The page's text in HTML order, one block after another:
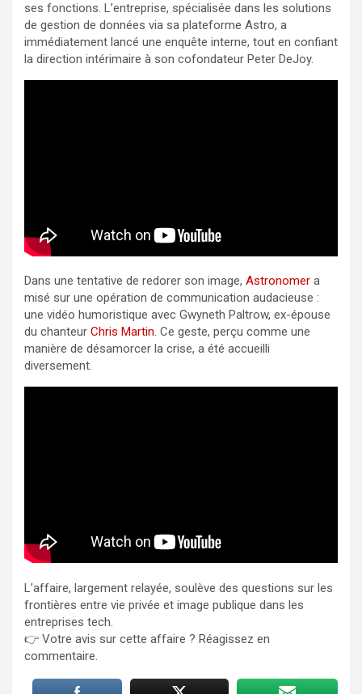
ses fonctions. L’entreprise, spécialisée dans les solutions
de gestion de données via sa plateforme Astro, a
immédiatement lancé une enquête interne, tout en confiant
la direction intérimaire à son cofondateur Peter DeJoy.
Dans une tentative de redorer son image, Astronomer a
misé sur une opération de communication audacieuse :
une vidéo humoristique avec Gwyneth Paltrow, ex-épouse
du chanteur Chris Martin. Ce geste, perçu comme une
manière de désamorcer la crise, a été accueilli
diversement.
L’affaire, largement relayée, soulève des questions sur les
frontières entre vie privée et image publique dans les
entreprises tech.
👉 Votre avis sur cette affaire ? Réagissez en
commentaire.